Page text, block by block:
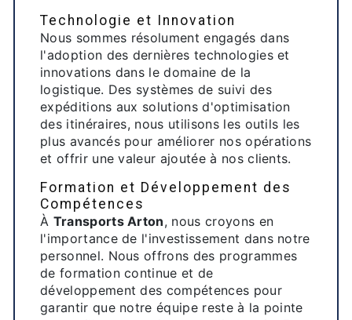
Technologie et Innovation
Nous sommes résolument engagés dans
l'adoption des dernières technologies et
innovations dans le domaine de la
logistique. Des systèmes de suivi des
expéditions aux solutions d'optimisation
des itinéraires, nous utilisons les outils les
plus avancés pour améliorer nos opérations
et offrir une valeur ajoutée à nos clients.
Formation et Développement des
Compétences
À Transports Arton, nous croyons en
l'importance de l'investissement dans notre
personnel. Nous offrons des programmes
de formation continue et de
développement des compétences pour
garantir que notre équipe reste à la pointe